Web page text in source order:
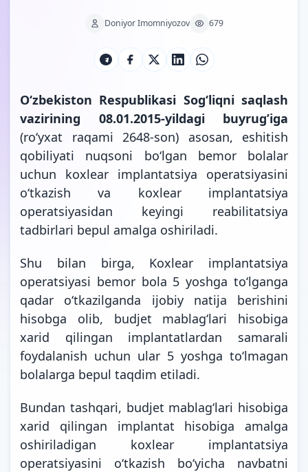
Doniyor Imomniyozov 679
O‘zbekiston Respublikasi Sog‘liqni saqlash
vazirining 08.01.2015-yildagi buyrug’iga
(ro‘yxat raqami 2648-son) asosan, eshitish
qobiliyati nuqsoni bo‘lgan bemor bolalar
uchun koxlear implantatsiya operatsiyasini
o‘tkazish va koxlear implantatsiya
operatsiyasidan keyingi reabilitatsiya
tadbirlari bepul amalga oshiriladi.
Shu bilan birga, Koxlear implantatsiya
operatsiyasi bemor bola 5 yoshga to‘lganga
qadar o‘tkazilganda ijobiy natija berishini
hisobga olib, budjet mablag‘lari hisobiga
xarid qilingan implantatlardan samarali
foydalanish uchun ular 5 yoshga to‘lmagan
bolalarga bepul taqdim etiladi.
Bundan tashqari, budjet mablag‘lari hisobiga
xarid qilingan implantat hisobiga amalga
oshiriladigan koxlear implantatsiya
operatsiyasini o‘tkazish bo‘yicha navbatni